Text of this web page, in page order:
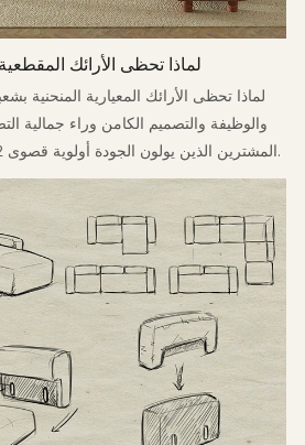
لماذا تحظى الأرائك
لماذا تحظى الأرائك المعيارية المنحنية
والوظيفة والتصميم الكامن وراء جمالية
شركات مثل MIGLIO 5792 المشترين الذين يولون الجودة أولوية قصوى.